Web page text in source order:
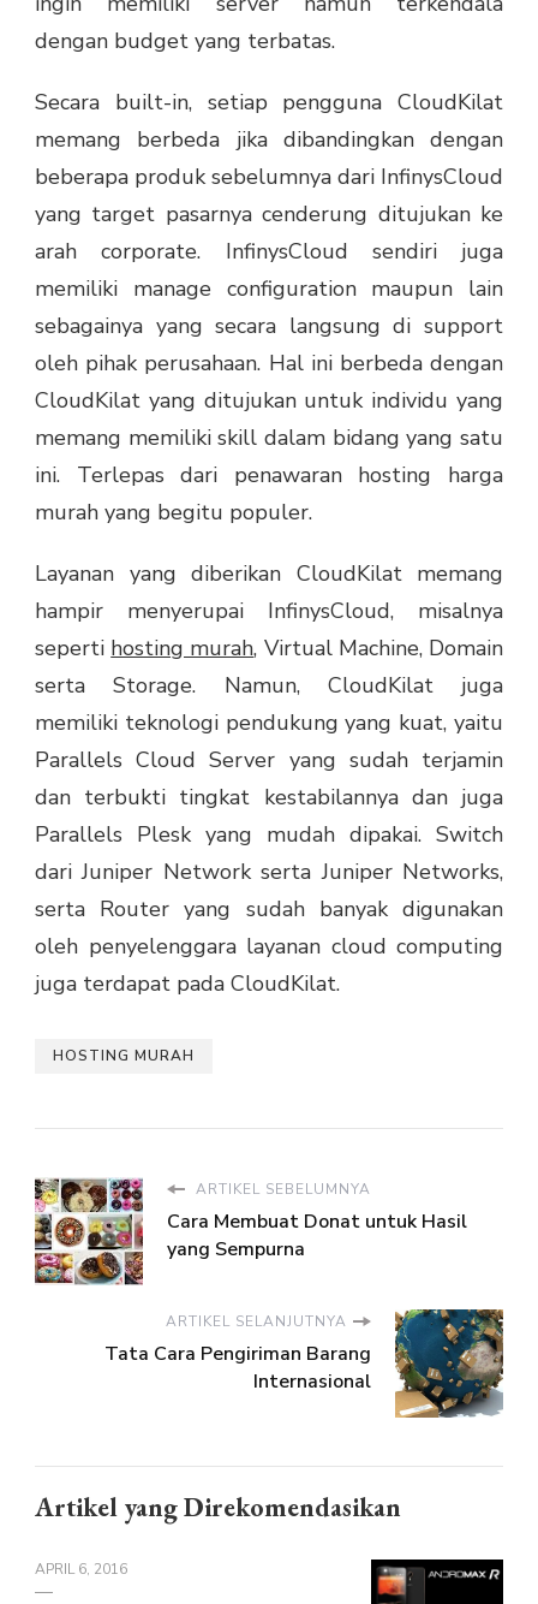
dengan budget yang terbatas.
Secara built-in, setiap pengguna CloudKilat
memang berbeda jika dibandingkan dengan
beberapa produk sebelumnya dari InfinysCloud
yang target pasarnya cenderung ditujukan ke
arah corporate. InfinysCloud sendiri juga
memiliki manage configuration maupun lain
sebagainya yang secara langsung di support
oleh pihak perusahaan. Hal ini berbeda dengan
CloudKilat yang ditujukan untuk individu yang
memang memiliki skill dalam bidang yang satu
ini. Terlepas dari penawaran hosting harga
murah yang begitu populer.
Layanan yang diberikan CloudKilat memang
hampir menyerupai InfinysCloud, misalnya
seperti hosting murah, Virtual Machine, Domain
serta Storage. Namun, CloudKilat juga
memiliki teknologi pendukung yang kuat, yaitu
Parallels Cloud Server yang sudah terjamin
dan terbukti tingkat kestabilannya dan juga
Parallels Plesk yang mudah dipakai. Switch
dari Juniper Network serta Juniper Networks,
serta Router yang sudah banyak digunakan
oleh penyelenggara layanan cloud computing
juga terdapat pada CloudKilat.
HOSTING MURAH
ARTIKEL SEBELUMNYA
Cara Membuat Donat untuk Hasil
yang Sempurna
ARTIKEL SELANJUTNYA
Tata Cara Pengiriman Barang
Internasional
Artikel yang Direkomendasikan
APRIL 6, 2016